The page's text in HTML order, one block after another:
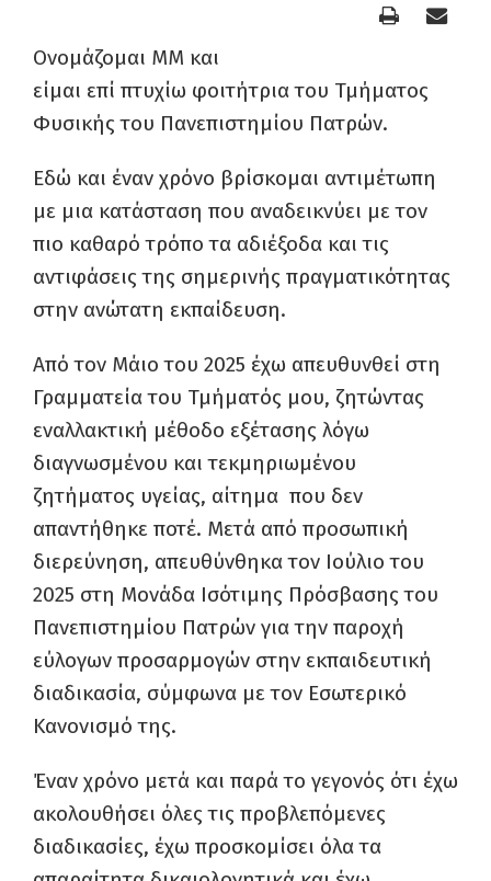
Ονομάζομαι ΜM και
είμαι επί πτυχίω φοιτήτρια του Τμήματος
Φυσικής του Πανεπιστημίου Πατρών.
Εδώ και έναν χρόνο βρίσκομαι αντιμέτωπη
με μια κατάσταση που αναδεικνύει με τον
πιο καθαρό τρόπο τα αδιέξοδα και τις
αντιφάσεις της σημερινής πραγματικότητας
στην ανώτατη εκπαίδευση.
Από τον Μάιο του 2025 έχω απευθυνθεί στη
Γραμματεία του Τμήματός μου, ζητώντας
εναλλακτική μέθοδο εξέτασης λόγω
διαγνωσμένου και τεκμηριωμένου
ζητήματος υγείας, αίτημα που δεν
απαντήθηκε ποτέ. Μετά από προσωπική
διερεύνηση, απευθύνθηκα τον Ιούλιο του
2025 στη Μονάδα Ισότιμης Πρόσβασης του
Πανεπιστημίου Πατρών για την παροχή
εύλογων προσαρμογών στην εκπαιδευτική
διαδικασία, σύμφωνα με τον Εσωτερικό
Κανονισμό της.
Έναν χρόνο μετά και παρά το γεγονός ότι έχω
ακολουθήσει όλες τις προβλεπόμενες
διαδικασίες, έχω προσκομίσει όλα τα